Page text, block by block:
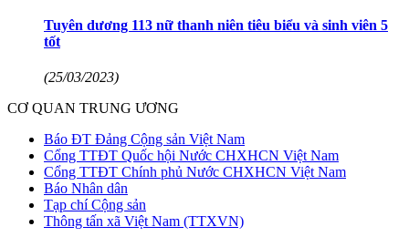
Tuyên dương 113 nữ thanh niên tiêu biểu và sinh viên 5
tốt
(25/03/2023)
CƠ QUAN TRUNG ƯƠNG
Báo ĐT Đảng Cộng sản Việt Nam
Cổng TTĐT Quốc hội Nước CHXHCN Việt Nam
Cổng TTĐT Chính phủ Nước CHXHCN Việt Nam
Báo Nhân dân
Tạp chí Cộng sản
Thông tấn xã Việt Nam (TTXVN)